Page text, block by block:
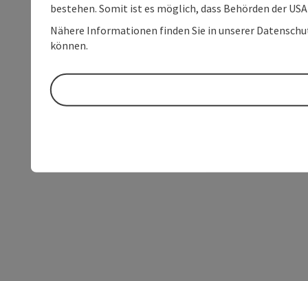
bestehen. Somit ist es möglich, dass Behörden der
Nähere Informationen finden Sie in unserer
können.